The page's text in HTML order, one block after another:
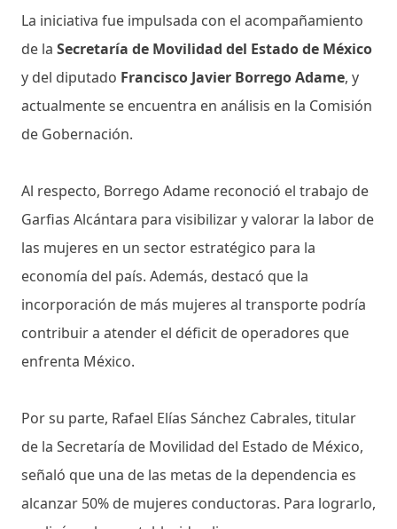
La iniciativa fue impulsada con el acompañamiento
de la Secretaría de Movilidad del Estado de México
y del diputado Francisco Javier Borrego Adame, y
actualmente se encuentra en análisis en la Comisión
de Gobernación.
Al respecto, Borrego Adame reconoció el trabajo de
Garfias Alcántara para visibilizar y valorar la labor de
las mujeres en un sector estratégico para la
economía del país. Además, destacó que la
incorporación de más mujeres al transporte podría
contribuir a atender el déficit de operadores que
enfrenta México.
Por su parte, Rafael Elías Sánchez Cabrales, titular
de la Secretaría de Movilidad del Estado de México,
señaló que una de las metas de la dependencia es
alcanzar 50% de mujeres conductoras. Para lograrlo,